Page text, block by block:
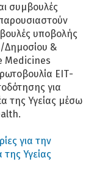
συμβουλές
υποβολής
Δημοσίου &
Medicines
ΕΙΤ-
για
της Υγείας μέσω
για την
Υγείας